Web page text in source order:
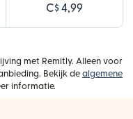
C$ 4,99
met Remitly. Alleen voor
Bekijk de algemene
in een nieuw venster)
informatie.